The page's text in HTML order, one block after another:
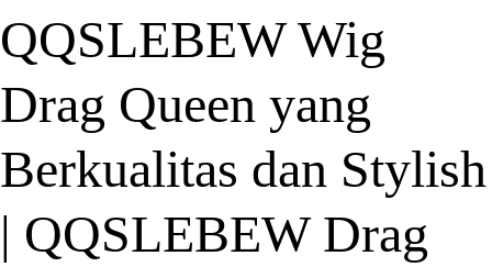
QQSLEBEW Wig
Drag Queen yang
Berkualitas dan Stylish
| QQSLEBEW Drag